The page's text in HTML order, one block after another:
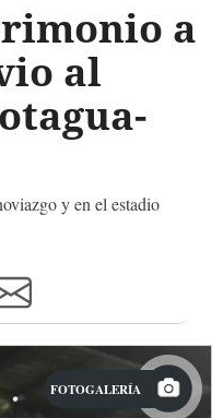
a
al
y en el estadio
FOTOGALERÍA